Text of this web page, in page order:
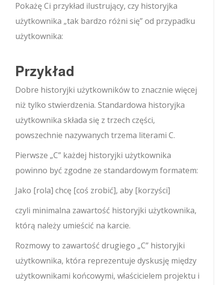
Pokażę Ci przykład ilustrujący, czy historyjka
użytkownika „tak bardzo różni się” od przypadku
użytkownika:
Przykład
Dobre historyjki użytkowników to znacznie więcej
niż tylko stwierdzenia. Standardowa historyjka
użytkownika składa się z trzech części,
powszechnie nazywanych trzema literami C.
Pierwsze „C” każdej historyjki użytkownika
powinno być zgodne ze standardowym formatem:
Jako [rola] chcę [coś zrobić], aby [korzyści]
czyli minimalna zawartość historyjki użytkownika,
którą należy umieścić na karcie.
Rozmowy to zawartość drugiego „C” historyjki
użytkownika, która reprezentuje dyskusję między
użytkownikami końcowymi, właścicielem projektu i